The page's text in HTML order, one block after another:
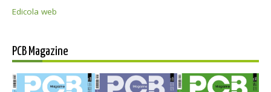
Edicola web
PCB Magazine